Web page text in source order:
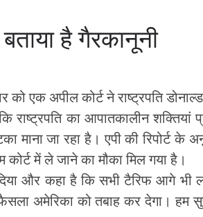
है गैरकानूनी
एक अपील कोर्ट ने राष्ट्रपति
का आपातकालीन शक्तियां
माना जा रहा है। एपी की रिपोर्ट
में ले जाने का मौका मिल गया है।
और कहा है कि सभी टैरिफ आगे भी
अमेरिका को तबाह कर देगा। हम